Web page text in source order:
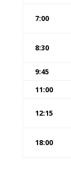
7:00
8:30
9:45
11:00
12:15
18:00